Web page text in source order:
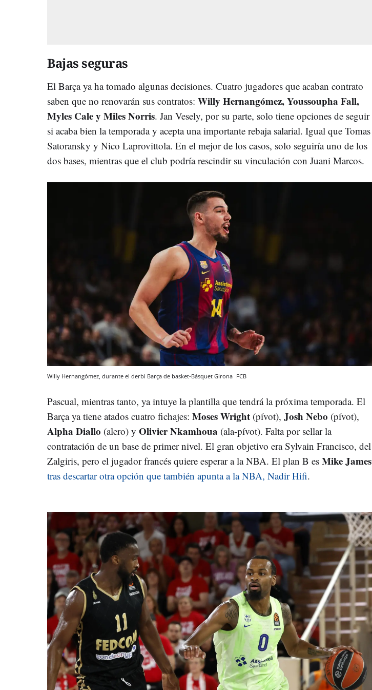
Bajas seguras
El Barça ya ha tomado algunas decisiones. Cuatro jugadores que acaban contrato
saben que no renovarán sus contratos: Willy Hernangómez, Youssoupha Fall,
Myles Cale y Miles Norris. Jan Vesely, por su parte, solo tiene opciones de seguir
si acaba bien la temporada y acepta una importante rebaja salarial. Igual que Tomas
Satoransky y Nico Laprovittola. En el mejor de los casos, solo seguiría uno de los
dos bases, mientras que el club podría rescindir su vinculación con Juani Marcos.
Willy Hernangómez, durante el derbi Barça de basket-Bàsquet Girona FCB
Pascual, mientras tanto, ya intuye la plantilla que tendrá la próxima temporada. El
Barça ya tiene atados cuatro fichajes: Moses Wright (pívot), Josh Nebo (pívot),
Alpha Diallo (alero) y Olivier Nkamhoua (ala-pívot). Falta por sellar la
contratación de un base de primer nivel. El gran objetivo era Sylvain Francisco, del
Zalgiris, pero el jugador francés quiere esperar a la NBA. El plan B es Mike James
tras descartar otra opción que también apunta a la NBA, Nadir Hifi.